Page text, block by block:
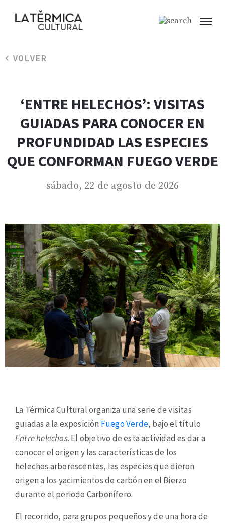
VOLVER
‘ENTRE HELECHOS’: VISITAS
GUIADAS PARA CONOCER EN
PROFUNDIDAD LAS ESPECIES
QUE CONFORMAN FUEGO VERDE
sábado, 22 de agosto de 2026
La Térmica Cultural organiza una serie de visitas
guiadas a la exposición Fuego Verde, bajo el título
Entre helechos. El objetivo de esta actividad es dar a
conocer el origen y las características de los
helechos arborescentes, las especies que dieron
origen a los yacimientos de carbón en el Bierzo
durante el periodo Carbonífero.
El recorrido, para grupos pequeños y de una hora de